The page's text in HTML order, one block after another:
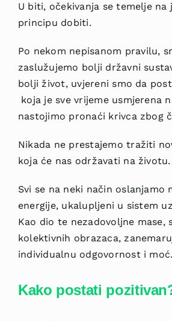
U biti, očekivanja se temelje na
principu dobiti.
Po nekom nepisanom pravilu,
zaslužujemo bolji državni
bolji život, uvjereni smo da
koja je sve vrijeme usmjerena
nastojimo pronaći krivca zbog
Nikada ne prestajemo tražiti
koja će nas održavati na životu.
Svi se na neki način oslanjamo
energije, ukalupljeni u sistem
Kao dio te nezadovoljne mase,
kolektivnih obrazaca,
individualnu odgovornost i moć.
Kako postati